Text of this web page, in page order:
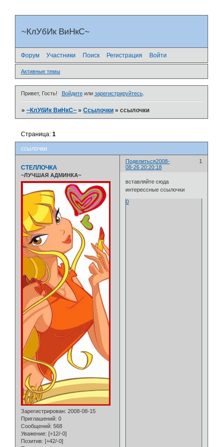
~КлУбИк ВиНкС~
Форум Участники Поиск Регистрация Войти
Активные темы
Привет, Гость! Войдитеили зарегистрируйтесь.
»~КлУбИк ВиНкС~ »Ссылочки »ссылочки
ссылочки
Страница:1
Поделиться 1
2008-
08-26 20:20:18
СТЕЛЛОЧКА
~ЛУЧШАЯ АДМИНКА~
Зарегистрирован: 2008-08-15
Приглашений: 0
Сообщений: 568
Уважение: [+12/-0]
Позитив: [+42/-0]
вставляйте сюда
интерессные ссылочки
0